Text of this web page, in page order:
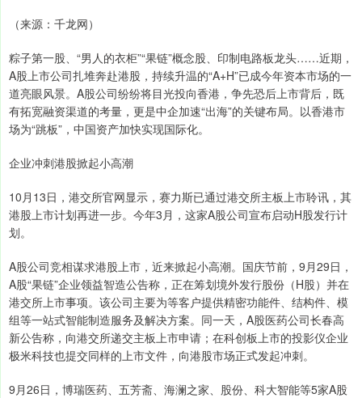
（来源：千龙网）
粽子第一股、“男人的衣柜”“果链”概念股、印制电路板龙头……近期，
A股上市公司扎堆奔赴港股，持续升温的“A+H”已成今年资本市场的一
道亮眼风景。A股公司纷纷将目光投向香港，争先恐后上市背后，既
有拓宽融资渠道的考量，更是中企加速“出海”的关键布局。以香港市
场为“跳板”，中国资产加快实现国际化。
企业冲刺港股掀起小高潮
10月13日，港交所官网显示，赛力斯已通过港交所主板上市聆讯，其
港股上市计划再进一步。今年3月，这家A股公司宣布启动H股发行计
划。
A股公司竞相谋求港股上市，近来掀起小高潮。国庆节前，9月29日，
A股“果链”企业领益智造公告称，正在筹划境外发行股份（H股）并在
港交所上市事项。该公司主要为等客户提供精密功能件、结构件、模
组等一站式智能制造服务及解决方案。同一天，A股医药公司长春高
新公告称，向港交所递交主板上市申请；在科创板上市的投影仪企业
极米科技也提交同样的上市文件，向港股市场正式发起冲刺。
9月26日，博瑞医药、五芳斋、海澜之家、股份、科大智能等5家A股